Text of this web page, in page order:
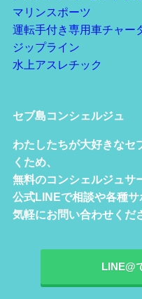
マリンスポーツ
運転手付き専用車チャー
ジップライン
水上アスレチック
セブ島コンシェルジュ
わたしたちが大好きなセ
くため、
無料のコンシェルジュサ
公式LINEで相談や各種
気軽にお問い合わせくだ
LINE@